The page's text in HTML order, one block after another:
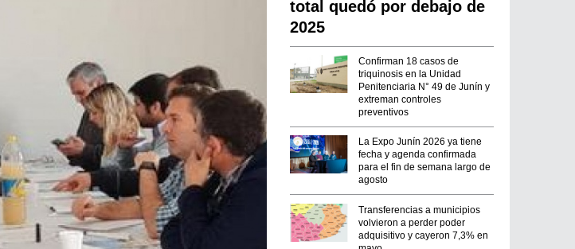
total quedó por debajo de
2025
Confirman 18 casos de
triquinosis en la Unidad
Penitenciaria N° 49 de Junín y
extreman controles
preventivos
La Expo Junín 2026 ya tiene
fecha y agenda confirmada
para el fin de semana largo de
agosto
Transferencias a municipios
volvieron a perder poder
adquisitivo y cayeron 7,3% en